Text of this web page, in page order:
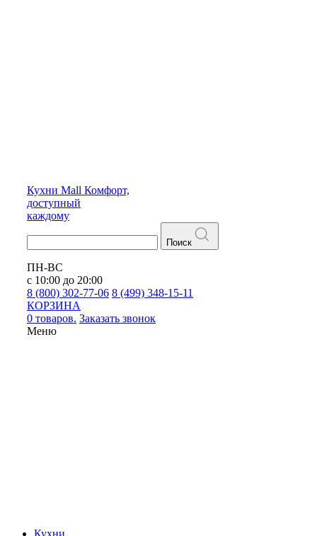
Кухни Mall Комфорт,
доступный
каждому
Поиск
ПН-ВС
с 10:00 до 20:00
8 (800) 302-77-06 8 (499) 348-15-11
КОРЗИНА
0 товаров. Заказать звонок
Меню
Кухни